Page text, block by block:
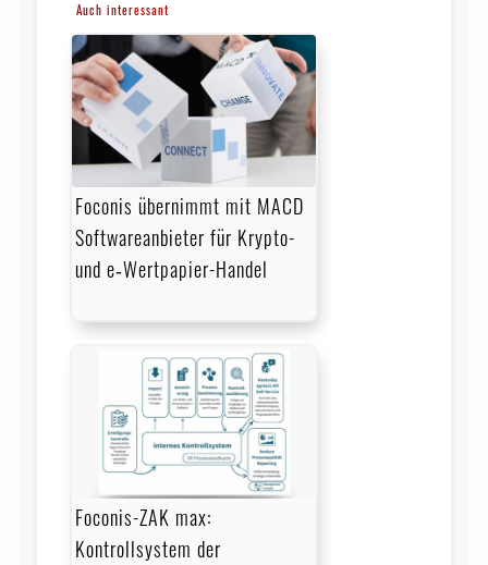
Auch interessant
Foconis übernimmt mit MACD
Softwareanbieter für Krypto-
und e‑Wertpapier-Handel
Foconis-ZAK max:
Kontrollsystem der